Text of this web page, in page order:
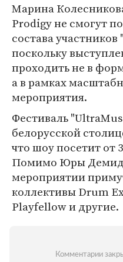
Марина
Prodigy не смогут
состава
поскольку
проходить не в
а в рамках
мероприятия.
Фестиваль
белорусской
что шоу посетит от
Помимо Юры
мероприятии
коллективы Drum
Playfellow и другие.
Комментарии